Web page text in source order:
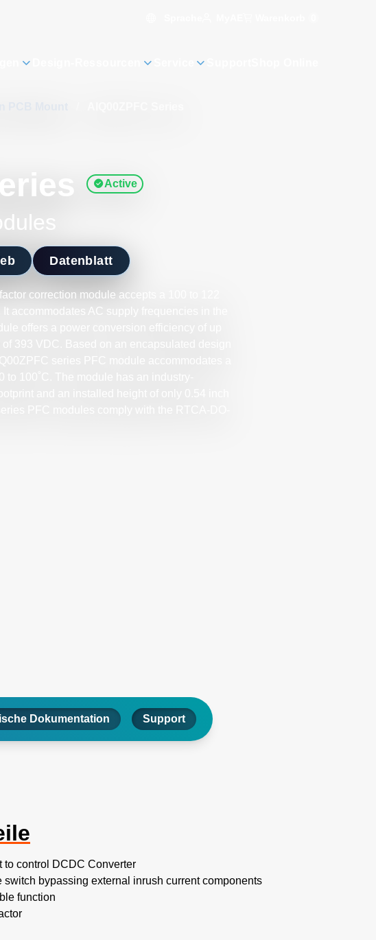
Active
Datenblatt
correction module accepts a 100 to 122
accommodates AC supply frequencies in the
offers a power conversion efficiency of up
393 VDC. Based on an encapsulated design
series PFC module accommodates a
100˚C. The module has an industry-
and an installed height of only 0.54 inch
PFC modules comply with the RTCA-DO-
Dokumentation Support
to control DCDC Converter
switch bypassing external inrush current components
function